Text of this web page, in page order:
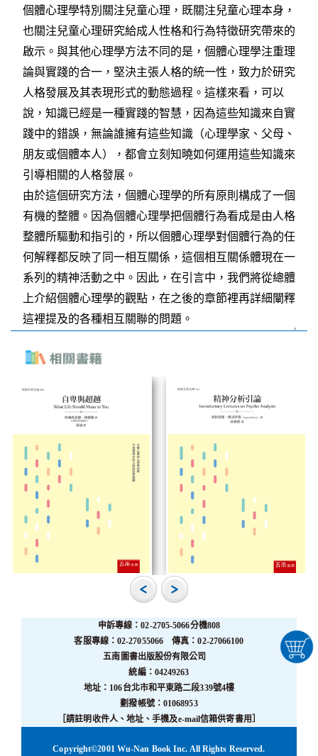
申訴專線：02-2705-5066分機808
客服專線：02-27055066 傳真：02-27066100
五南圖書出版股份有限公司
統編：04249263
地址：106台北市和平東路二段339號4樓
劃撥帳號：01068953
［請註明收件人、地址、手機及e-mail信箱供寄書用］
Copyright©2001 Wu-Nan Book Inc. All Rights Reserved.